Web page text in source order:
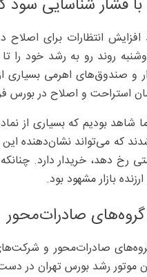
فشار شناسایی سود
انتظارات برای
روند رو به رشد خود را
و صندوق‌های اهرمی بسیاری
استراحت و اصلاح در بورس
اما شاهد بودیم که بسیاری
که می‌تواند نشان‌دهنده
رخ دهد، خریدار دارد.
بازار مشهود بود.
گروه‌های صادرات‌محور
صادرات‌محور و
موتور رشد بورس تهران در